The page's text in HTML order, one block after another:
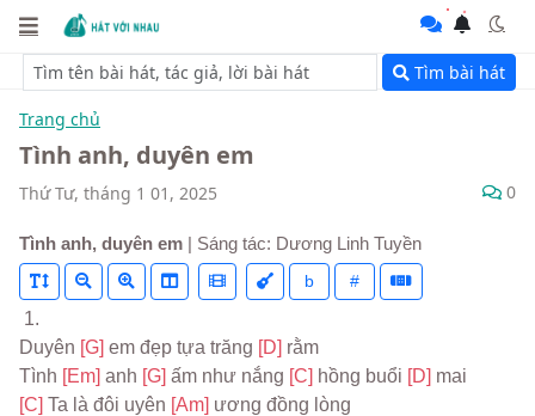
Tìm bài hát
Trang chủ
Tình anh, duyên em
Thứ Tư, tháng 1 01, 2025 0
Tình anh, duyên em | Sáng tác: Dương Linh Tuyền
b #
1.
Duyên [G] em đẹp tựa trăng [D] rằm
Tình [Em] anh [G] ấm như nắng [C] hồng buổi [D] mai
[C] Ta là đôi uyên [Am] ương đồng lòng